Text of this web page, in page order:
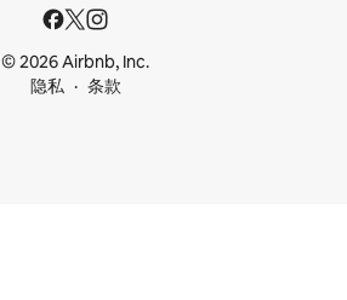
© 2026 Airbnb, Inc.
隐私
条款